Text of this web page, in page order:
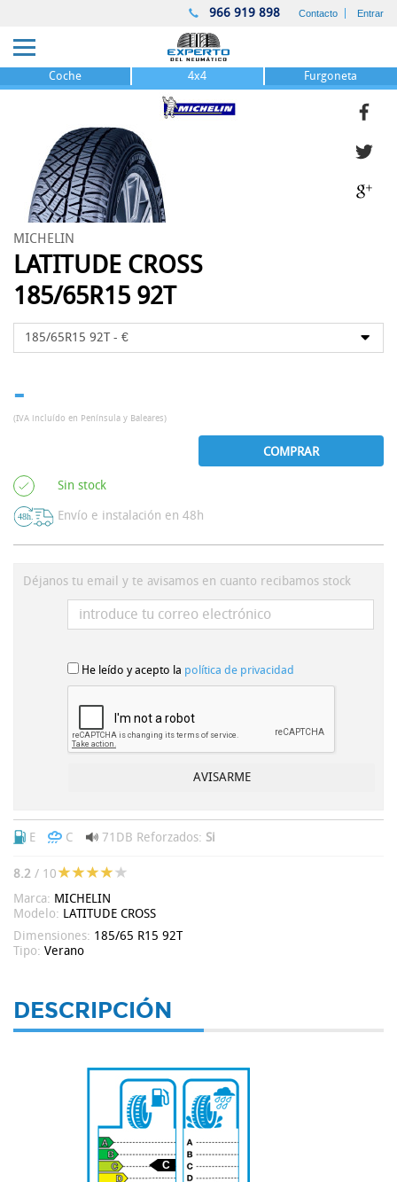
966 919 898 Contacto Entrar
Coche 4x4 Furgoneta
MICHELIN
LATITUDE CROSS
185/65R15 92T
-
(IVA incluído en Península y Baleares)
COMPRAR
Sin stock
Envío e instalación en 48h
Déjanos tu email y te avisamos en cuanto recibamos stock
He leído y acepto la política de privacidad
E C 71DB Reforzados: Si
8.2 / 10
Marca: MICHELIN
Modelo: LATITUDE CROSS
Dimensiones: 185/65 R15 92T
Tipo: Verano
DESCRIPCIÓN
C